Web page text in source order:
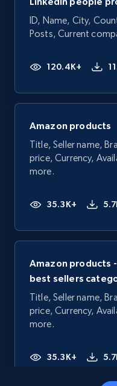
ID, Name, City,
Posts, Current
120.4K+
Amazon products
Title, Seller name,
price, Currency,
more.
35.3K+
Amazon products
best sellers
Title, Seller name,
price, Currency,
more.
35.3K+